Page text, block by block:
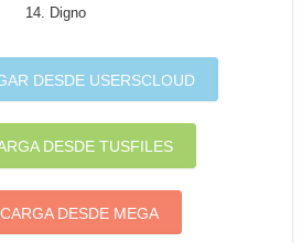
14. Digno
DESDE USERSCLOUD
DESDE TUSFILES
DESDE MEGA